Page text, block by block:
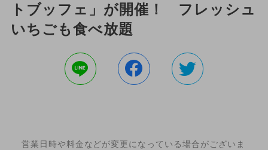
トブッフェ」が開催！ フレッシュ
いちごも食べ放題
営業日時や料金などが変更になっている場合がございま